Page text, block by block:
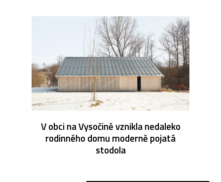
V obci na Vysočině vznikla nedaleko
rodinného domu moderně pojatá
stodola